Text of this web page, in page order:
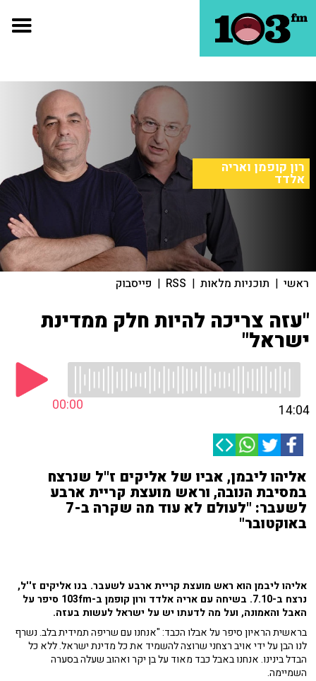
רון קופמן ואריה
אלדד
ראשי | תוכניות מלאות |
RSS
| פייסבוק
"עזה צריכה להיות חלק ממדינת
ישראל"
00:00 14:04
אליהו ליבמן, אביו של אליקים ז''ל שנרצח
במסיבת הנובה, וראש מועצת קריית ארבע
לשעבר: "לעולם לא עוד מה שקרה ב-7
באוקטובר"
אליהו ליבמן הוא ראש מועצת קריית ארבע לשעבר. בנו אליקים ז''ל,
נרצח ב-7.10. בשיחה עם אריה אלדד ורון קופמן ב-103fm סיפר על
האבל והאמונה, ועל מה לדעתו יש על ישראל לעשות בעזה.
בראשית הראיון סיפר על אבלו הכבד: "אנחנו עם שריפה תמידית בלב. נשרף
לנו הבן על ידי אויב רצחני שרוצה להשמיד את כל מדינת ישראל. ללא כל
הבדל בינינו. אנחנו באבל כבד מאוד על בן יקר ואהוב שעלה בסערה
השמיימה.